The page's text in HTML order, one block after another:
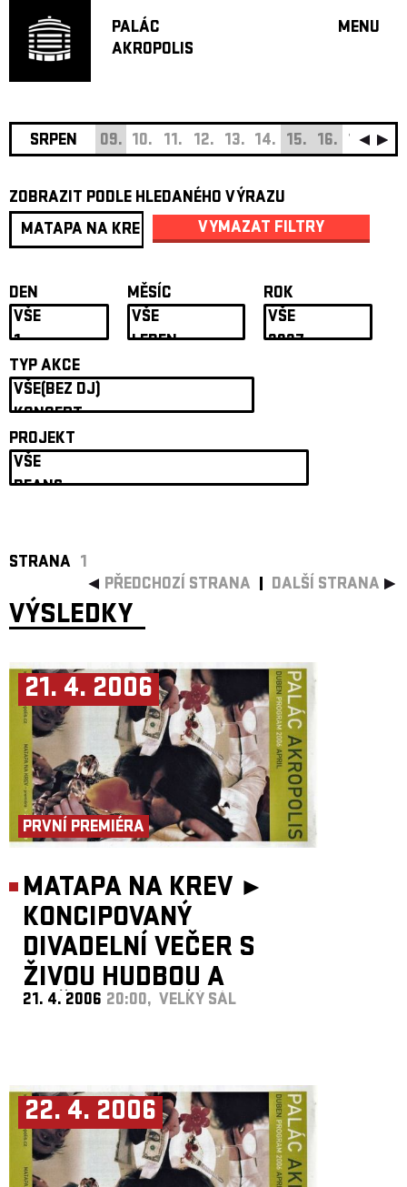
PALÁC
AKROPOLIS
MENU
JAZZ
DIVADLO
OFF
O
SRPEN 09. 10. 11. 12. 13. 14. 15. 16. 17. 18.
ZOBRAZIT PODLE HLEDANÉHO VÝRAZU
VYMAZAT FILTRY
DEN MĚSÍC ROK
TYP AKCE
PROJEKT
STRANA 1
PŘEDCHOZÍ STRANA
DALŠÍ STRANA
VÝSLEDKY
21. 4. 2006
PRVNÍ PREMIÉRA
MATAPA NA KREV ►
KONCIPOVANÝ
DIVADELNÍ VEČER S
ŽIVOU HUDBOU A
OBČERSTVENÍM...
21. 4. 2006 20:00, VELKÝ SÁL
22. 4. 2006